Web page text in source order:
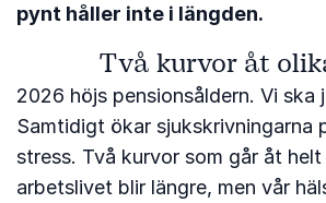
pynt håller inte i längden.
Två kurvor åt
2026 höjs pensionsåldern. Vi ska
Samtidigt ökar sjukskrivningarna
stress. Två kurvor som går åt helt
arbetslivet blir längre, men vår